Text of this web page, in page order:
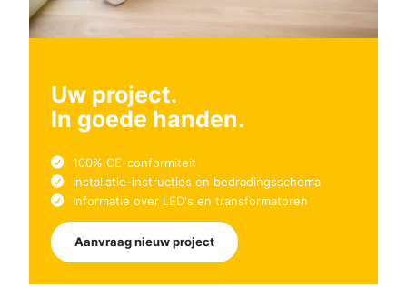
Uw project.
In goede handen.
100% CE-conformiteit
Installatie-instructies en bedradingsschema
Informatie over LED's en transformatoren
Aanvraag nieuw project